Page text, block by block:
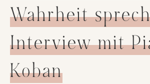
Wahrheit
Interview mit
Koban